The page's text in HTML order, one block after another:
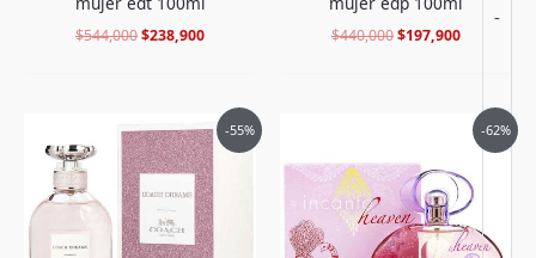
-
$544,000$238,900 $440,000$197,900
-55%
precio
original
era:
$635,000.
precio
actual
es:
$284,900.
-62%
original
era:
$418,000.
precio
actual
es:
$155,900.